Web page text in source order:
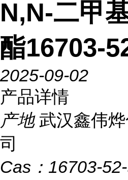
N,N-二甲
酯16703-
2025-09-02
产品详情
产地 武汉鑫伟
司
Cas： 16703-